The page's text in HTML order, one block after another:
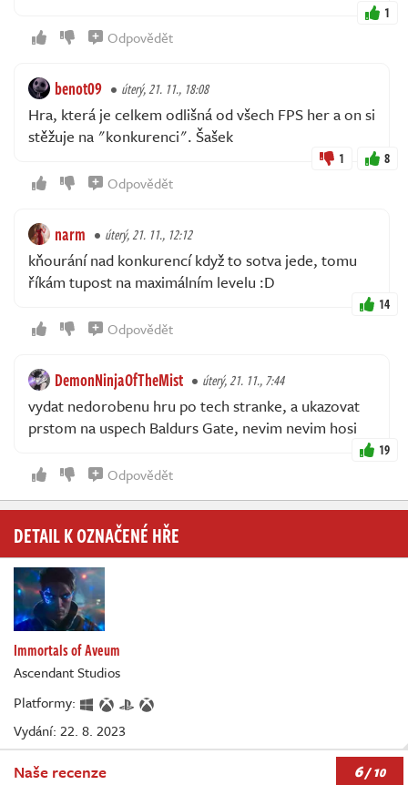
1
Odpovědět
benot09 úterý, 21. 11., 18:08
Hra, která je celkem odlišná od všech FPS her a on si
stěžuje na "konkurenci". Šašek
1 8
Odpovědět
narm úterý, 21. 11., 12:12
kňourání nad konkurencí když to sotva jede, tomu
říkám tupost na maximálním levelu :D
14
Odpovědět
DemonNinjaOfTheMist úterý, 21. 11., 7:44
vydat nedorobenu hru po tech stranke, a ukazovat
prstom na uspech Baldurs Gate, nevim nevim hosi
19
Odpovědět
DETAIL K OZNAČENÉ HŘE
Immortals of Aveum
Ascendant Studios
Platformy:
Vydání: 22. 8. 2023
Naše recenze 6/ 10